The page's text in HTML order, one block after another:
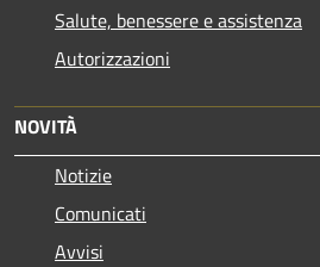
Salute, benessere e assistenza
Autorizzazioni
NOVITÀ
Notizie
Comunicati
Avvisi